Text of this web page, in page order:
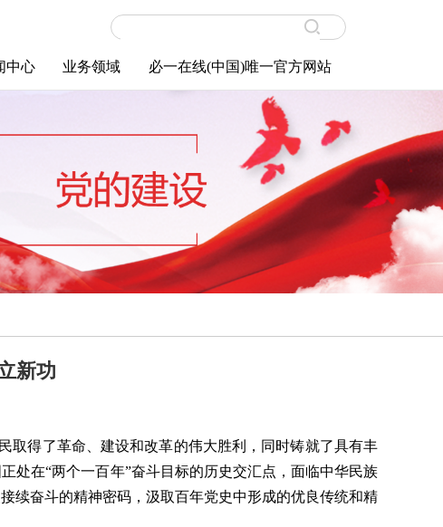
中心 业务领域 必一在线(中国)唯一官方网站
建设 必一在线(中国)唯一官方网站
新功
得了革命、建设和改革的伟大胜利，同时铸就了具有丰
处在“两个一百年”奋斗目标的历史交汇点，面临中华民族
续奋斗的精神密码，汲取百年党史中形成的优良传统和精